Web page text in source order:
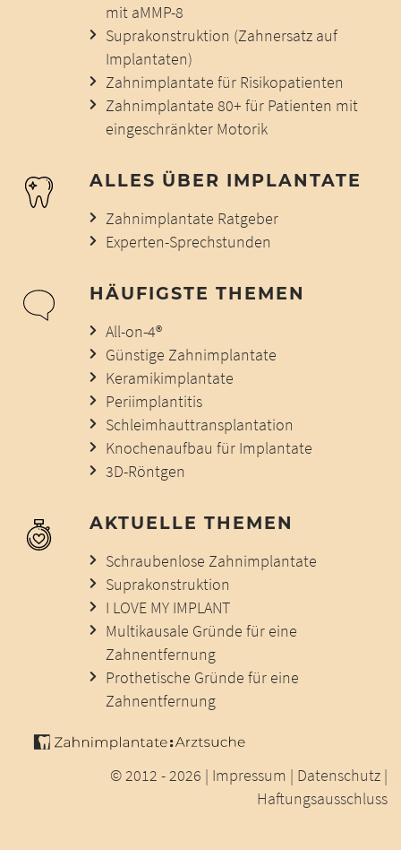
mit aMMP-8
Suprakonstruktion (Zahnersatz auf
Implantaten)
Zahnimplantate für Risikopatienten
Zahnimplantate 80+ für Patienten mit
eingeschränkter Motorik
ALLES ÜBER IMPLANTATE
Zahnimplantate Ratgeber
Experten-Sprechstunden
HÄUFIGSTE THEMEN
All-on-4®
Günstige Zahnimplantate
Keramikimplantate
Periimplantitis
Schleimhauttransplantation
Knochenaufbau für Implantate
3D-Röntgen
AKTUELLE THEMEN
Schraubenlose Zahnimplantate
Suprakonstruktion
I LOVE MY IMPLANT
Multikausale Gründe für eine
Zahnentfernung
Prothetische Gründe für eine
Zahnentfernung
© 2012 - 2026 | Impressum | Datenschutz |
Haftungsausschluss